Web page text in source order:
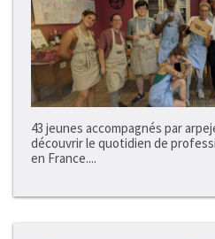
43 jeunes accompagnés par
découvrir le quotidien de
en France....